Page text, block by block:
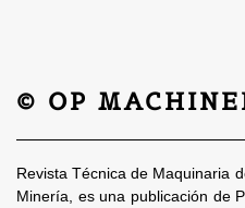
© OP
Revista Técnica de Maquinaria
Minería, es una publicación de